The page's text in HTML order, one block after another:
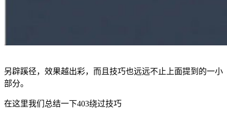
另辟蹊径，效果越出彩，而且技巧也远远不止上面提到的一小
部分。
在这里我们总结一下403绕过技巧